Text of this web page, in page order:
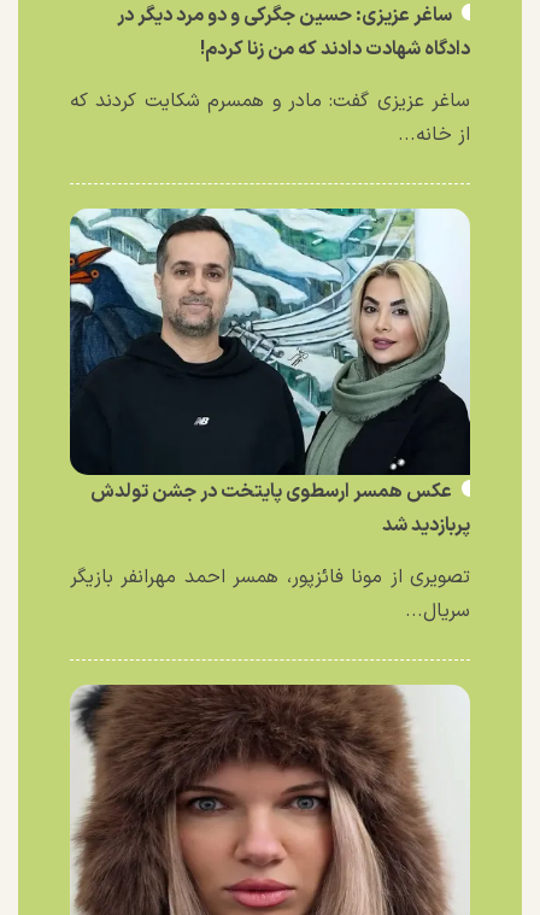
ساغر عزیزی: حسین جگرکی و دو مرد دیگر در
دادگاه شهادت دادند که من زنا کردم!
ساغر عزیزی گفت: مادر و همسرم شکایت کردند که
از خانه...
عکس همسر ارسطوی پایتخت در جشن تولدش
پربازدید شد
تصویری از مونا فائزپور، همسر احمد مهرانفر بازیگر
سریال...